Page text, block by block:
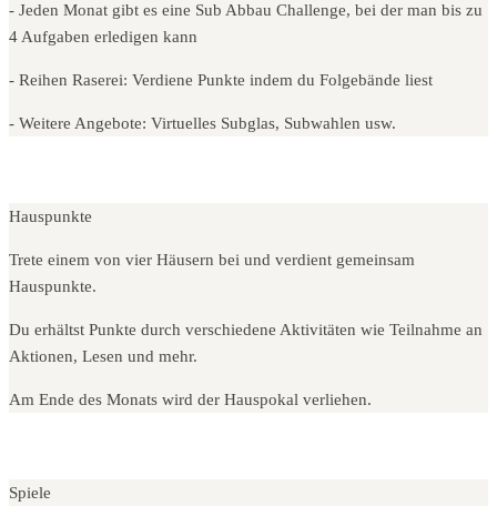
- Jeden Monat gibt es eine Sub Abbau Challenge, bei der man bis zu
4 Aufgaben erledigen kann
- Reihen Raserei: Verdiene Punkte indem du Folgebände liest
- Weitere Angebote: Virtuelles Subglas, Subwahlen usw.
Hauspunkte
Trete einem von vier Häusern bei und verdient gemeinsam
Hauspunkte.
Du erhältst Punkte durch verschiedene Aktivitäten wie Teilnahme an
Aktionen, Lesen und mehr.
Am Ende des Monats wird der Hauspokal verliehen.
Spiele